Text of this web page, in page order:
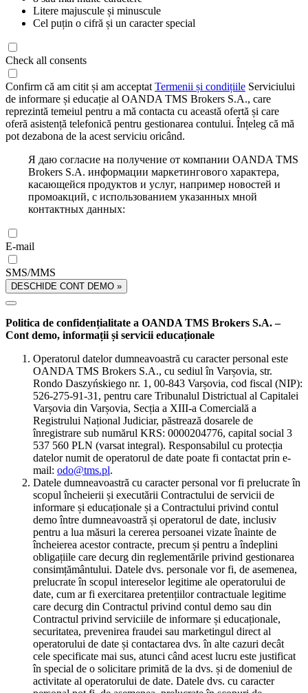
Litere majuscule și minuscule
Cel puțin o cifră și un caracter special
Check all consents
Confirm că am citit și am acceptat Termenii și condițiile Serviciului
de informare și educație al OANDA TMS Brokers S.A., care
reprezintă temeiul pentru a mă contacta cu această ofertă și care
oferă asistență telefonică pentru gestionarea contului. Înțeleg că mă
pot dezabona de la acest serviciu oricând.
Я даю согласие на получение от компании OANDA TMS
Brokers S.A. информации маркетингового характера,
касающейся продуктов и услуг, например новостей и
промоакций, с использованием указанных мной
контактных данных:
E-mail
SMS/MMS
DESCHIDE CONT DEMO »
Politica de confidențialitate a OANDA TMS Brokers S.A. –
Cont demo, informații și servicii educaționale
Operatorul datelor dumneavoastră cu caracter personal este
OANDA TMS Brokers S.A., cu sediul în Varșovia, str.
Rondo Daszyńskiego nr. 1, 00-843 Varșovia, cod fiscal (NIP):
526-275-91-31, pentru care Tribunalul Districtual al Capitalei
Varșovia din Varșovia, Secția a XIII-a Comercială a
Registrului Național Judiciar, păstrează dosarele de
înregistrare sub numărul KRS: 0000204776, capital social 3
537 560 PLN (varsat integral). Responsabilul cu protecția
datelor numit de operatorul de date poate fi contactat prin e-
mail: odo@tms.pl.
Datele dumneavoastră cu caracter personal vor fi prelucrate în
scopul încheierii și executării Contractului de servicii de
informare și educaționale și a Contractului privind contul
demo între dumneavoastră și operatorul de date, inclusiv
pentru a lua măsuri la cererea persoanei vizate înainte de
încheierea acestor contracte, precum și pentru a îndeplini
obligațiile care decurg din reglementările privind gestionarea
consimțământului. Datele dvs. personale vor fi, de asemenea,
prelucrate în scopul intereselor legitime ale operatorului de
date, cum ar fi exercitarea pretențiilor contractuale legitime
care decurg din Contractul privind contul demo sau din
Contractul privind serviciile de informare și educaționale,
securitatea, prevenirea fraudei sau marketingul direct al
operatorului de date și contactarea dvs. în alte cazuri decât
cele specificate mai sus, atunci când acest lucru este justificat
în special de o solicitare primită de la dvs. și de domeniul de
activitate al operatorului de date. Datele dvs. cu caracter